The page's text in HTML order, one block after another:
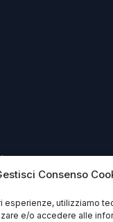
Consenso
esperienze, utilizziamo
e/o accedere alle